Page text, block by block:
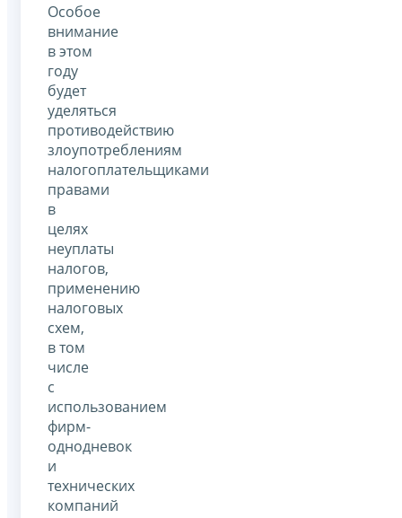
Особое
внимание
в этом
году
будет
уделяться
противодействию
злоупотреблениям
налогоплательщиками
правами
в
целях
неуплаты
налогов,
применению
налоговых
схем,
в том
числе
с
использованием
фирм-
однодневок
и
технических
компаний